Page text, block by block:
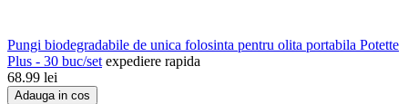
Pungi biodegradabile de unica folosinta pentru olita portabila Potette
Plus - 30 buc/set expediere rapida
68.99 lei
Adauga in cos